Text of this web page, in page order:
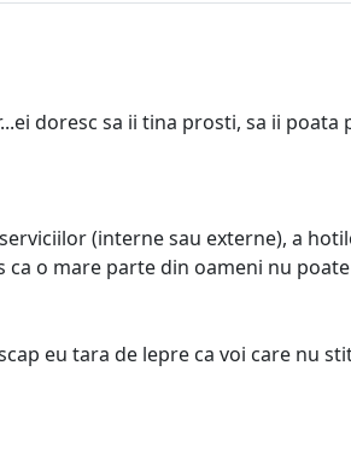
doresc sa ii tina prosti, sa ii
(interne sau externe), a
ca o mare parte din oameni nu
eu tara de lepre ca voi care nu